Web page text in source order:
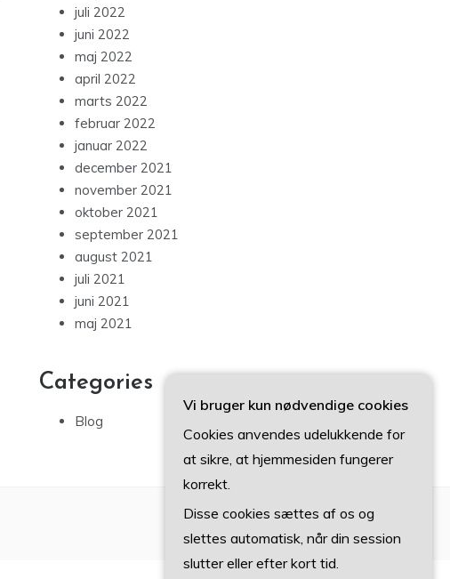
juli 2022
juni 2022
maj 2022
april 2022
marts 2022
februar 2022
januar 2022
december 2021
november 2021
oktober 2021
september 2021
august 2021
juli 2021
juni 2021
maj 2021
Categories
Blog
Vi bruger kun nødvendige cookies
Cookies anvendes udelukkende for
at sikre, at hjemmesiden fungerer
korrekt.
Disse cookies sættes af os og
slettes automatisk, når din session
slutter eller efter kort tid.